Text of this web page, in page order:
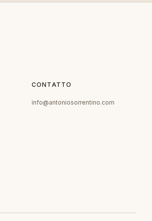
CONTATTO
info@antoniosorrentino.com